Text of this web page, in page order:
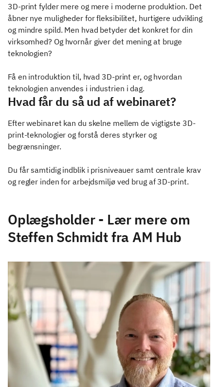
3D-print fylder mere og mere i moderne produktion. Det
åbner nye muligheder for fleksibilitet, hurtigere udvikling
og mindre spild. Men hvad betyder det konkret for din
virksomhed? Og hvornår giver det mening at bruge
teknologien?
Få en introduktion til, hvad 3D-print er, og hvordan
teknologien anvendes i industrien i dag.
Hvad får du så ud af webinaret?
Efter webinaret kan du skelne mellem de vigtigste 3D-
print-teknologier og forstå deres styrker og
begrænsninger.
Du får samtidig indblik i prisniveauer samt centrale krav
og regler inden for arbejdsmiljø ved brug af 3D-print.
Oplægsholder - Lær mere om
Steffen Schmidt fra AM Hub